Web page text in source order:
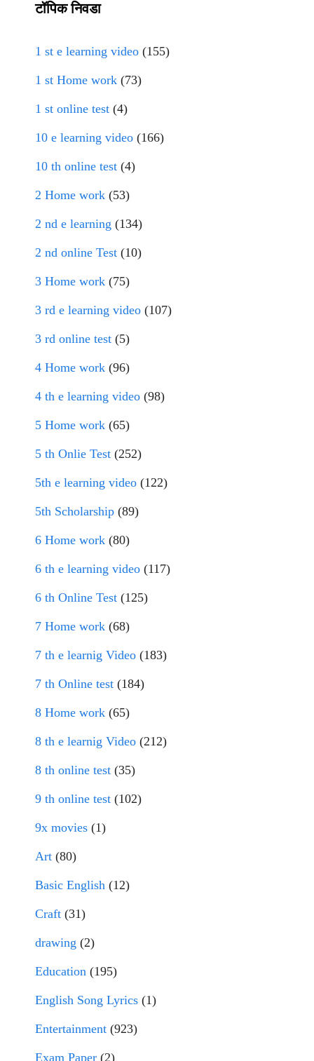
टॉपिक निवडा
1 st e learning video (155)
1 st Home work (73)
1 st online test (4)
10 e learning video (166)
10 th online test (4)
2 Home work (53)
2 nd e learning (134)
2 nd online Test (10)
3 Home work (75)
3 rd e learning video (107)
3 rd online test (5)
4 Home work (96)
4 th e learning video (98)
5 Home work (65)
5 th Onlie Test (252)
5th e learning video (122)
5th Scholarship (89)
6 Home work (80)
6 th e learning video (117)
6 th Online Test (125)
7 Home work (68)
7 th e learnig Video (183)
7 th Online test (184)
8 Home work (65)
8 th e learnig Video (212)
8 th online test (35)
9 th online test (102)
9x movies (1)
Art (80)
Basic English (12)
Craft (31)
drawing (2)
Education (195)
English Song Lyrics (1)
Entertainment (923)
Exam Paper (2)